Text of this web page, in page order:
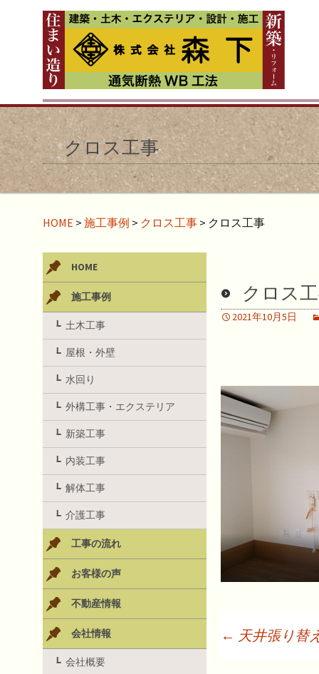
クロス工事
HOME > 施工事例 > クロス工事 > クロス工事
クロス
2021年10月5日
← 天井張り替
HOME
施工事例
土木工事
屋根・外壁
水回り
外構工事・エクステリア
新築工事
内装工事
解体工事
介護工事
工事の流れ
お客様の声
不動産情報
会社情報
会社概要